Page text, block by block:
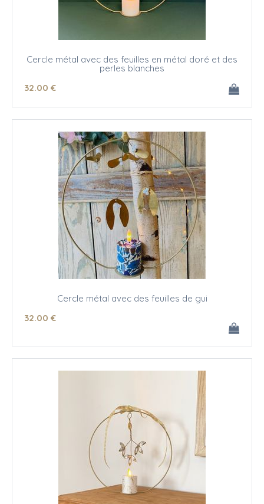
Cercle métal avec des feuilles en métal doré et des
perles blanches
32.00 €
Cercle métal avec des feuilles de gui
32.00 €